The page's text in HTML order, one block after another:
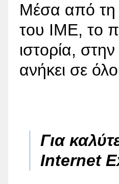
Μέσα από τη
του ΙΜΕ, το
ιστορία,
ανήκει σε
Για
Internet